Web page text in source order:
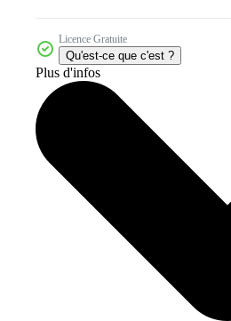
Licence Gratuite
Qu'est-ce que c'est ?
Plus d'infos